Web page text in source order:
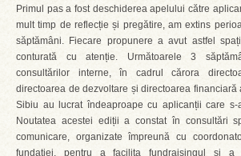
Primul pas a fost deschiderea apelului către
mult timp de reflecție și pregătire, am extins
săptămâni. Fiecare propunere a avut astfel
conturată cu atenție. Următoarele 3
consultărilor interne, în cadrul cărora
directoarea de dezvoltare și directoarea financiară
Sibiu au lucrat îndeaproape cu aplicanții care s-
Noutatea acestei ediții a constat în consultări
comunicare, organizate împreună cu
fundației, pentru a facilita fundraisingul și a